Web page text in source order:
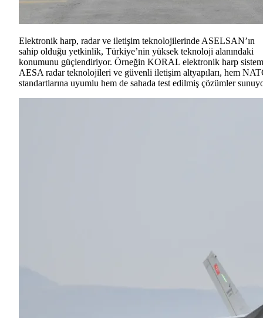
Elektronik harp, radar ve iletişim teknolojilerinde ASELSAN’ın
sahip olduğu yetkinlik, Türkiye’nin yüksek teknoloji alanındaki
konumunu güçlendiriyor. Örneğin KORAL elektronik harp
AESA radar teknolojileri ve güvenli iletişim altyapıları, hem
standartlarına uyumlu hem de sahada test edilmiş çözümler